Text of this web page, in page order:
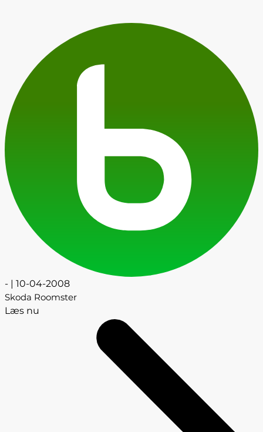
- | 10-04-2008
Skoda Roomster
Læs nu